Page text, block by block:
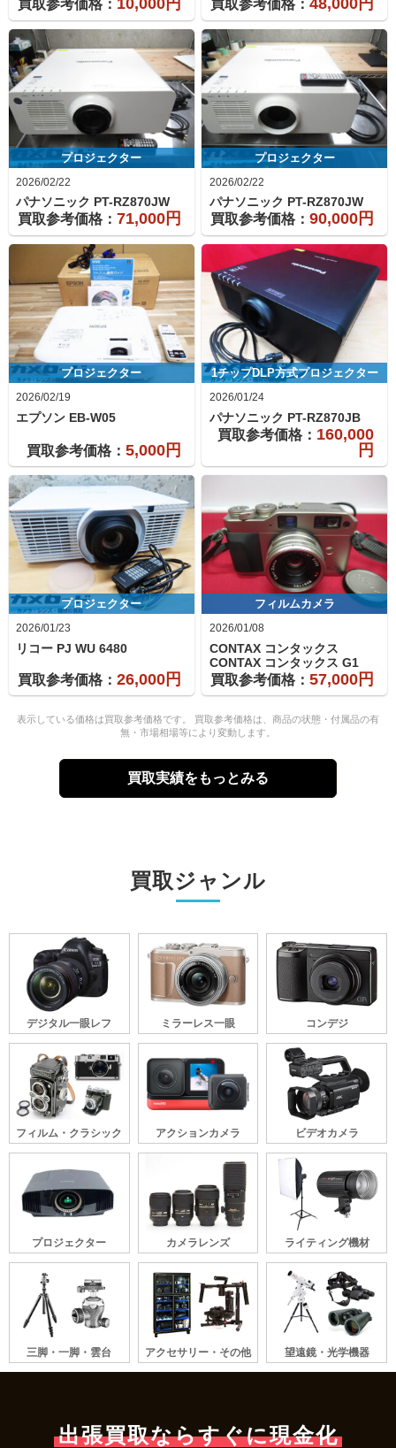
買取参考価格： 10,000円 買取参考価格： 48,000円
プロジェクター
2026/02/22
パナソニック PT-RZ870JW
買取参考価格： 71,000円
プロジェクター
2026/02/22
パナソニック PT-RZ870JW
買取参考価格： 90,000円
プロジェクター
2026/02/19
エプソン EB-W05
買取参考価格： 5,000円
1チップDLP方式プロジェクター
2026/01/24
パナソニック PT-RZ870JB
買取参考価格： 160,000
円
プロジェクター
2026/01/23
リコー PJ WU 6480
買取参考価格： 26,000円
フィルムカメラ
2026/01/08
CONTAX コンタックス
CONTAX コンタックス G1
買取参考価格： 57,000円
表示している価格は買取参考価格です。 買取参考価格は、商品の状態・付属品の有
無・市場相場等により変動します。
買取実績をもっとみる
買取ジャンル
デジタル一眼レフ ミラーレス一眼 コンデジ
フィルム・クラシック アクションカメラ ビデオカメラ
プロジェクター カメラレンズ ライティング機材
三脚・一脚・雲台 アクセサリー・その他 望遠鏡・光学機器
出張買取ならすぐに現金化